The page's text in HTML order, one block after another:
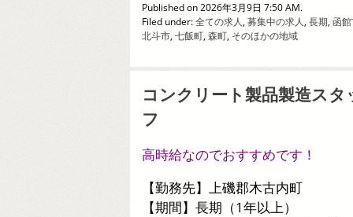
Published on 2026年3月9日 7:50 AM.
Filed under:全ての求人, 募集中の求人, 長期, 函
北斗市, 七飯町, 森町, そのほかの地域
コンクリート製品製造スタ
フ
高時給なのでおすすめです！
【勤務先】上磯郡木古内町
【期間】長期（1年以上）